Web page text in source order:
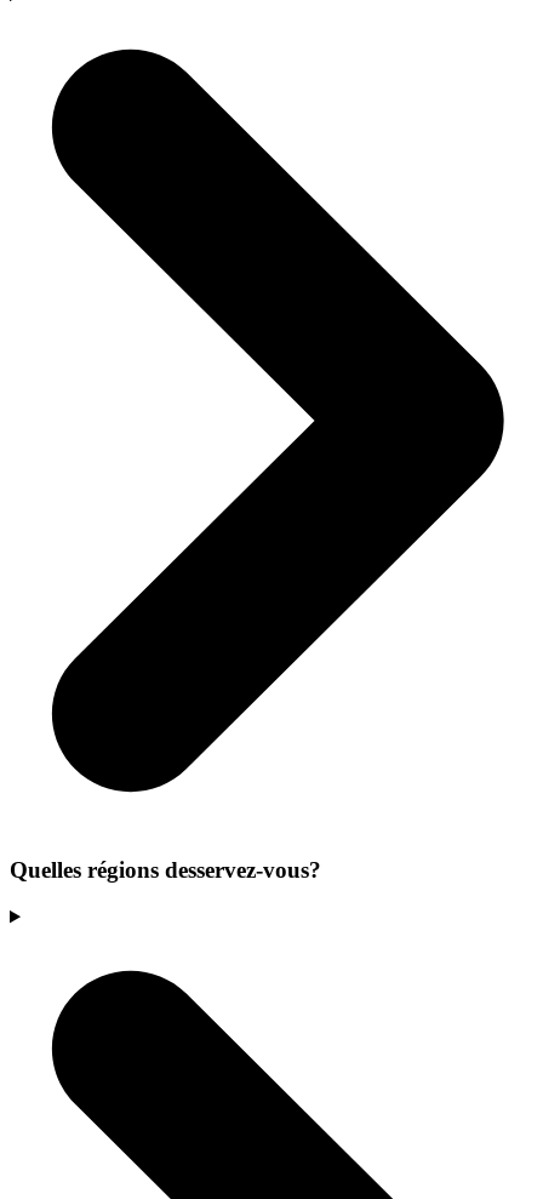
Quelles régions desservez-vous?